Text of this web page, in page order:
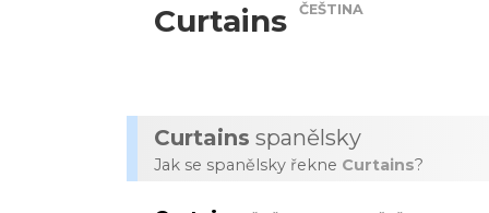
Curtains ČEŠTINA
Curtains spanělsky
Jak se spanělsky řekne Curtains?